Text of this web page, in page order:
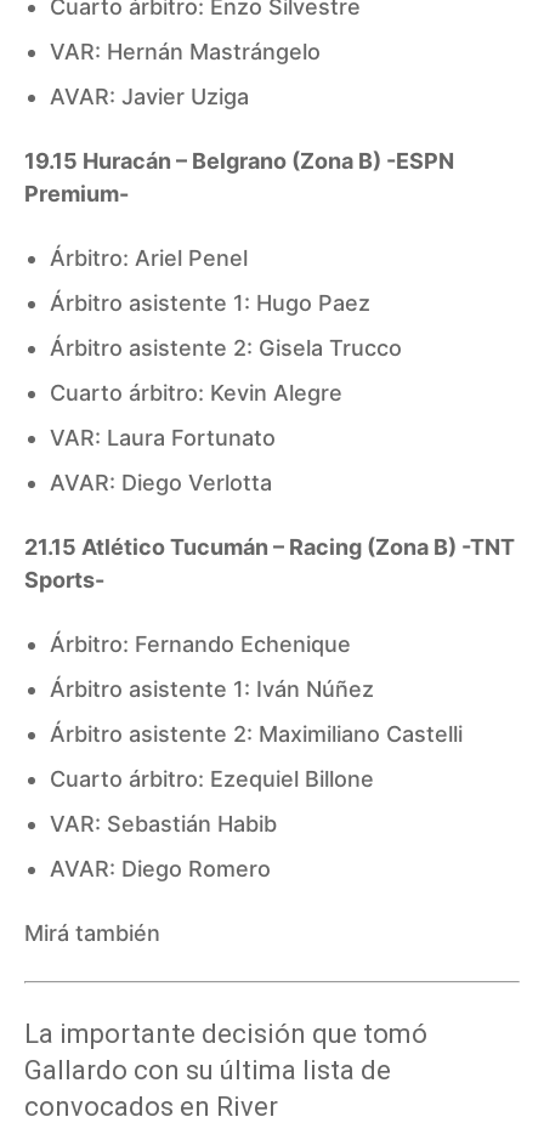
Cuarto árbitro: Enzo Silvestre
VAR: Hernán Mastrángelo
AVAR: Javier Uziga
19.15 Huracán – Belgrano (Zona B) -ESPN
Premium-
Árbitro: Ariel Penel
Árbitro asistente 1: Hugo Paez
Árbitro asistente 2: Gisela Trucco
Cuarto árbitro: Kevin Alegre
VAR: Laura Fortunato
AVAR: Diego Verlotta
21.15 Atlético Tucumán – Racing (Zona B) -TNT
Sports-
Árbitro: Fernando Echenique
Árbitro asistente 1: Iván Núñez
Árbitro asistente 2: Maximiliano Castelli
Cuarto árbitro: Ezequiel Billone
VAR: Sebastián Habib
AVAR: Diego Romero
Mirá también
La importante decisión que tomó
Gallardo con su última lista de
convocados en River